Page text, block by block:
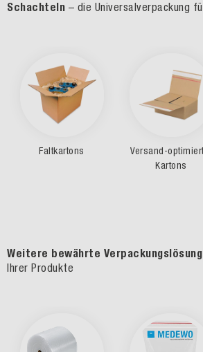
Schachteln – die Universalverpackung
Faltkartons
Versand-
Kartons
Weitere bewährte
Ihrer Produkte